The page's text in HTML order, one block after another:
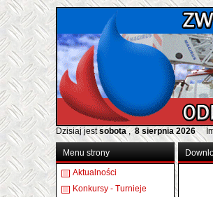
Dzisiaj jestsobota,8 sierpnia 2026
Menu strony
Aktualności
Konkursy - Turnieje